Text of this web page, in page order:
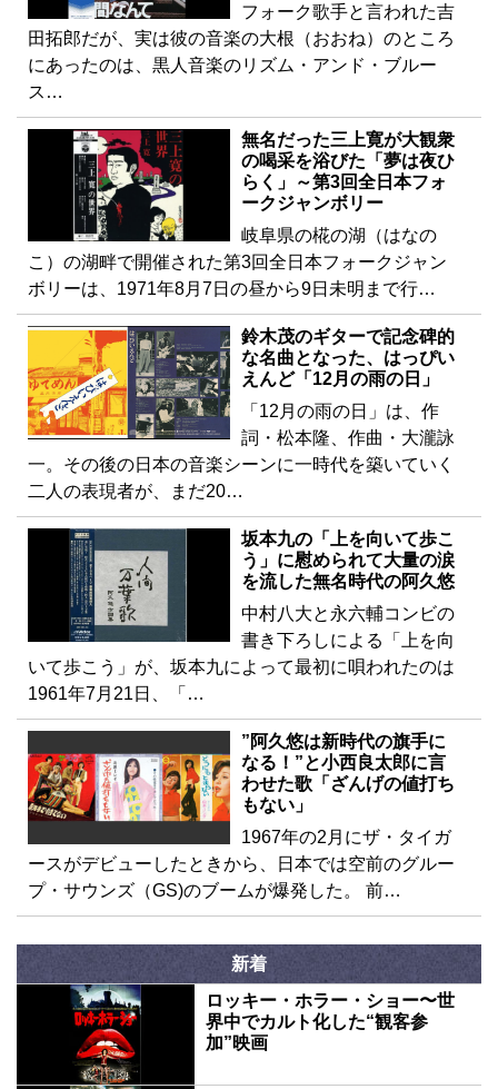
フォーク歌手と言われた吉
田拓郎だが、実は彼の音楽の大根（おおね）のところ
にあったのは、黒人音楽のリズム・アンド・ブルー
ス…
無名だった三上寛が大観衆
の喝采を浴びた「夢は夜ひ
らく」～第3回全日本フォ
ークジャンボリー
岐阜県の椛の湖（はなの
こ）の湖畔で開催された第3回全日本フォークジャン
ボリーは、1971年8月7日の昼から9日未明まで行…
鈴木茂のギターで記念碑的
な名曲となった、はっぴい
えんど「12月の雨の日」
「12月の雨の日」は、作
詞・松本隆、作曲・大瀧詠
一。その後の日本の音楽シーンに一時代を築いていく
二人の表現者が、まだ20…
坂本九の「上を向いて歩こ
う」に慰められて大量の涙
を流した無名時代の阿久悠
中村八大と永六輔コンビの
書き下ろしによる「上を向
いて歩こう」が、坂本九によって最初に唄われたのは
1961年7月21日、「…
”阿久悠は新時代の旗手に
なる！”と小西良太郎に言
わせた歌「ざんげの値打ち
もない」
1967年の2月にザ・タイガ
ースがデビューしたときから、日本では空前のグルー
プ・サウンズ（GS)のブームが爆発した。 前…
新着
ロッキー・ホラー・ショー〜世
界中でカルト化した“観客参
加”映画